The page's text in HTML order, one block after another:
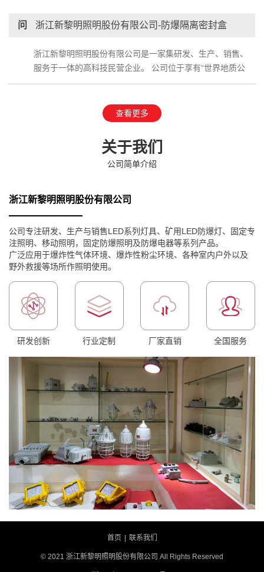
问 浙江新黎明照明股份有限公司-防爆隔离密封盒
浙江新黎明照明股份有限公司是一家集研发、生产、销售、
服务于一体的高科技民营企业。 公司位于享有“世界地质公
园”、国家AAAAA级…
查看更多
关于我们
公司简单介绍
浙江新黎明照明股份有限公司
公司专注研发、生产与销售LED系列灯具、矿用LED防爆灯、固定专
注照明、移动照明，固定防爆照明及防爆电器等系列产品。
广泛应用于爆炸性气体环境、爆炸性粉尘环境、各种室内户外以及
野外救援等场所作照明使用。
研发创新 行业定制 厂家直销 全国服务
首页 联系我们
© 2021 浙江新黎明照明股份有限公司 All Rights Reserved